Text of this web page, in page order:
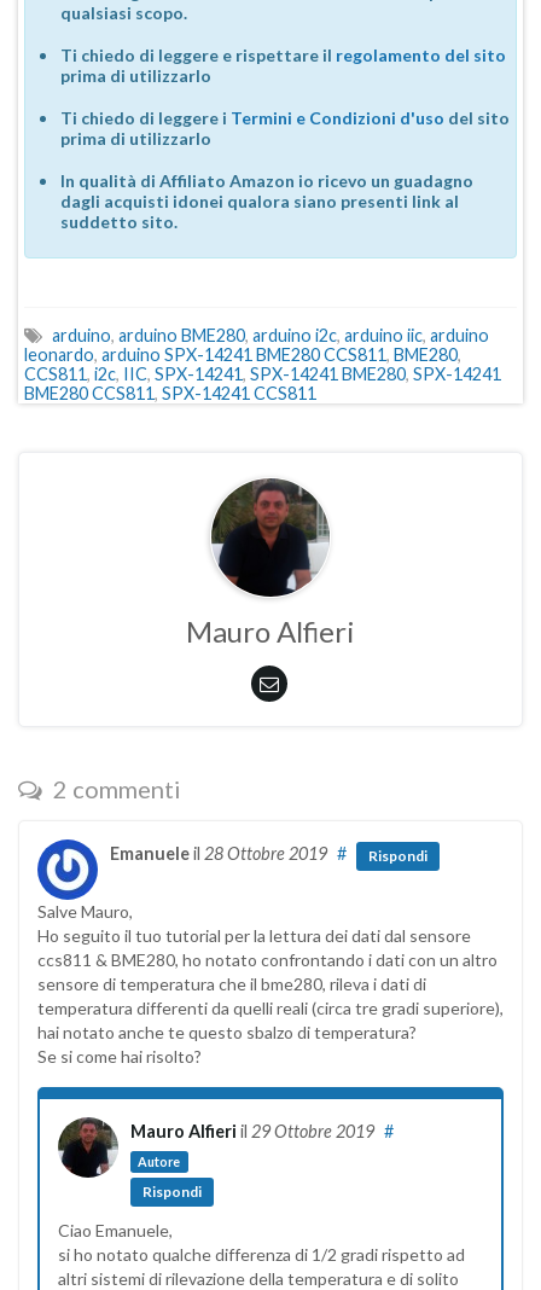
qualsiasi scopo.
Ti chiedo di leggere e rispettare il regolamento del sito
prima di utilizzarlo
Ti chiedo di leggere i Termini e Condizioni d'uso del sito
prima di utilizzarlo
In qualità di Affiliato Amazon io ricevo un guadagno
dagli acquisti idonei qualora siano presenti link al
suddetto sito.
arduino, arduino BME280, arduino i2c, arduino iic, arduino
leonardo, arduino SPX-14241 BME280 CCS811, BME280,
CCS811, i2c, IIC, SPX-14241, SPX-14241 BME280, SPX-14241
BME280 CCS811, SPX-14241 CCS811
Mauro Alfieri
2 commenti
Emanueleil 28 Ottobre 2019 # Rispondi
Salve Mauro,
Ho seguito il tuo tutorial per la lettura dei dati dal sensore
ccs811 & BME280, ho notato confrontando i dati con un altro
sensore di temperatura che il bme280, rileva i dati di
temperatura differenti da quelli reali (circa tre gradi superiore),
hai notato anche te questo sbalzo di temperatura?
Se si come hai risolto?
Mauro Alfieri il 29 Ottobre 2019
Autore
#
Rispondi
Ciao Emanuele,
si ho notato qualche differenza di 1/2 gradi rispetto ad
altri sistemi di rilevazione della temperatura e di solito